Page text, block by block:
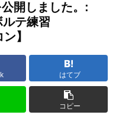
開しました。:
ルテ練習
】
はてブ
コピー